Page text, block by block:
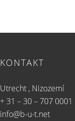
KONTAKT
Utrecht , Nizozemí
+ 31 – 30 – 707 0001
info@b-u-t.net